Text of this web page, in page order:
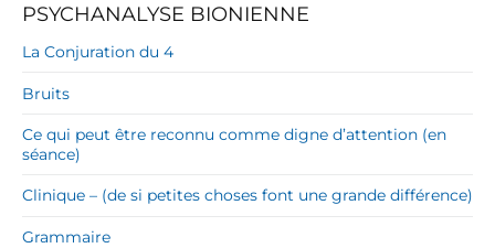
PSYCHANALYSE BIONIENNE
La Conjuration du 4
Bruits
Ce qui peut être reconnu comme digne d’attention (en
séance)
Clinique – (de si petites choses font une grande différence)
Grammaire